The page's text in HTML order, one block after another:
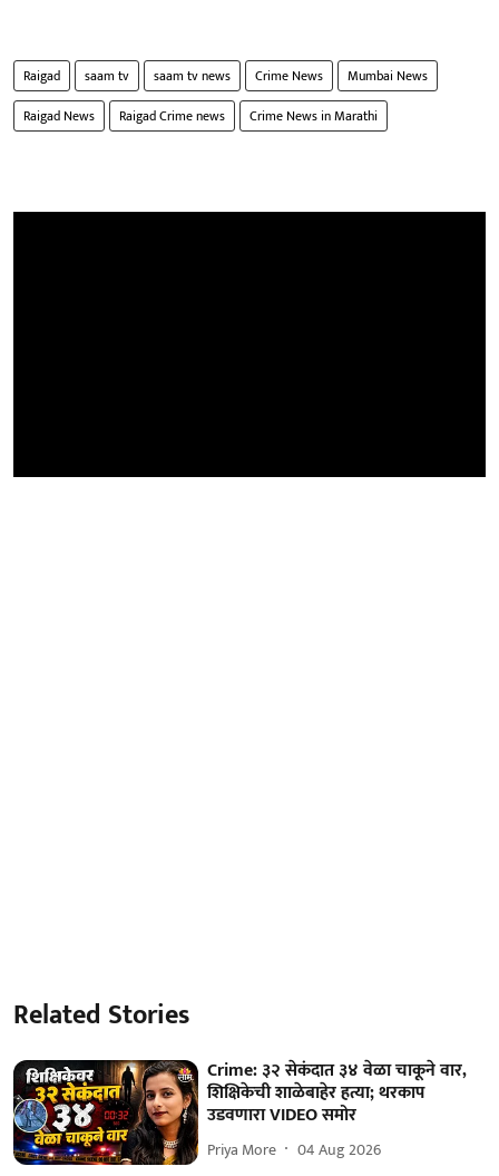
Raigad saam tv saam tv news Crime News
Mumbai News
Raigad News
Raigad Crime news Crime News in Marathi
Related Stories
Crime: ३२ सेकंदात ३४ वेळा चाकूने वार,
शिक्षिकेची शाळेबाहेर हत्या; थरकाप
उडवणारा VIDEO समोर
Priya More 04 Aug 2026